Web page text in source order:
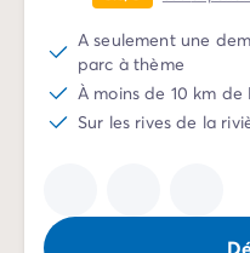
Camping Var
Camping Fréjus
Camping Hyères les
Camping Lavandou
Camping Port Grimaud
Camping Vaucluse
Camping Avignon
A seulement une
parc à thème
À moins de 10 km de
Sur les rives de la